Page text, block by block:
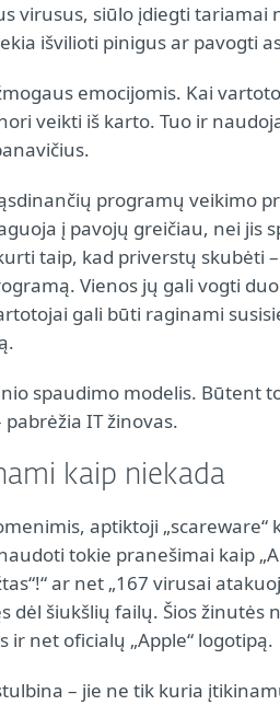
virusus, siūlo įdiegti
išvilioti pinigus ar pavogti
emocijomis. Kai
veikti iš karto. Tuo ir
programų veikimo
į pavojų greičiau, nei jis
taip, kad priverstų skubėti
Vienos jų gali vogti
gali būti raginami
spaudimo modelis.
pabrėžia IT žinovas.
kaip niekada
aptiktoji
tokie pranešimai kaip
ar net „167 virusai
dėl šiukšlių failų. Šios
ir net oficialų „Apple“ logotipą.
– jie ne tik kuria